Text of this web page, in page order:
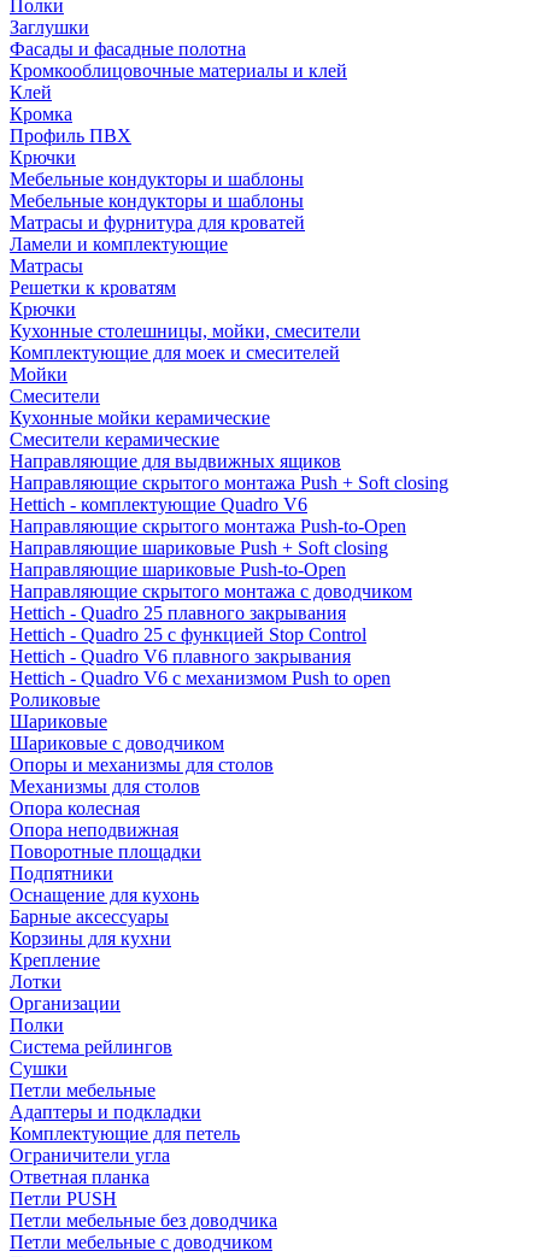
Полки
Заглушки
Фасады и фасадные полотна
Кромкооблицовочные материалы и клей
Клей
Кромка
Профиль ПВХ
Крючки
Мебельные кондукторы и шаблоны
Мебельные кондукторы и шаблоны
Матрасы и фурнитура для кроватей
Ламели и комплектующие
Матрасы
Решетки к кроватям
Крючки
Кухонные столешницы, мойки, смесители
Комплектующие для моек и смесителей
Мойки
Смесители
Кухонные мойки керамические
Смесители керамические
Направляющие для выдвижных ящиков
Направляющие скрытого монтажа Push + Soft closing
Hettich - комплектующие Quadro V6
Направляющие скрытого монтажа Push-to-Open
Направляющие шариковые Push + Soft closing
Направляющие шариковые Push-to-Open
Направляющие скрытого монтажа с доводчиком
Hettich - Quadro 25 плавного закрывания
Hettich - Quadro 25 с функцией Stop Control
Hettich - Quadro V6 плавного закрывания
Hettich - Quadro V6 с механизмом Push to open
Роликовые
Шариковые
Шариковые с доводчиком
Опоры и механизмы для столов
Механизмы для столов
Опора колесная
Опора неподвижная
Поворотные площадки
Подпятники
Оснащение для кухонь
Барные аксессуары
Корзины для кухни
Крепление
Лотки
Организации
Полки
Система рейлингов
Сушки
Петли мебельные
Адаптеры и подкладки
Комплектующие для петель
Ограничители угла
Ответная планка
Петли PUSH
Петли мебельные без доводчика
Петли мебельные с доводчиком